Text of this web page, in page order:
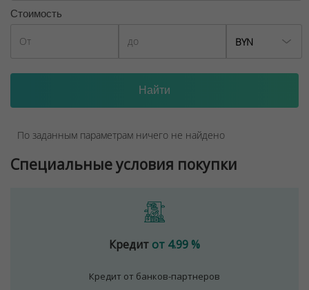
Стоимость
BYN
По заданным параметрам ничего не найдено
Специальные условия покупки
Кредит от 4.99 %
Кредит от банков-партнеров